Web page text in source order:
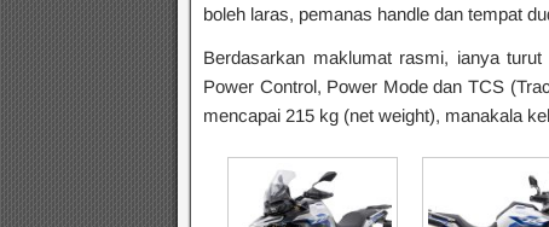
boleh laras, pemanas handle dan tempat
Berdasarkan maklumat rasmi, ianya
Power Control, Power Mode dan TCS
mencapai 215 kg (net weight), manakala